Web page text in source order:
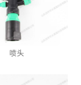
喷头